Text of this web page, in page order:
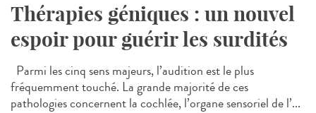
Thérapies géniques : un nouvel
espoir pour guérir les surdités
Parmi les cinq sens majeurs, l’audition est le plus
fréquemment touché. La grande majorité de ces
pathologies concernent la cochlée, l’organe sensoriel de l’...